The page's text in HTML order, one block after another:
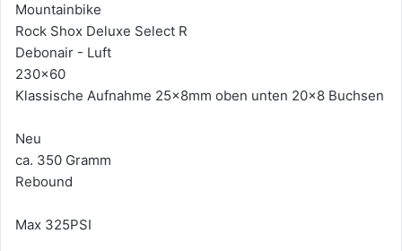
Mountainbike
Rock Shox Deluxe Select R
Debonair - Luft
230x60
Klassische Aufnahme 25x8mm oben unten 20x8 Buchsen
Neu
ca. 350 Gramm
Rebound
Max 325PSI